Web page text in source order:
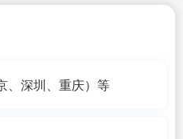
、深圳、重庆）等